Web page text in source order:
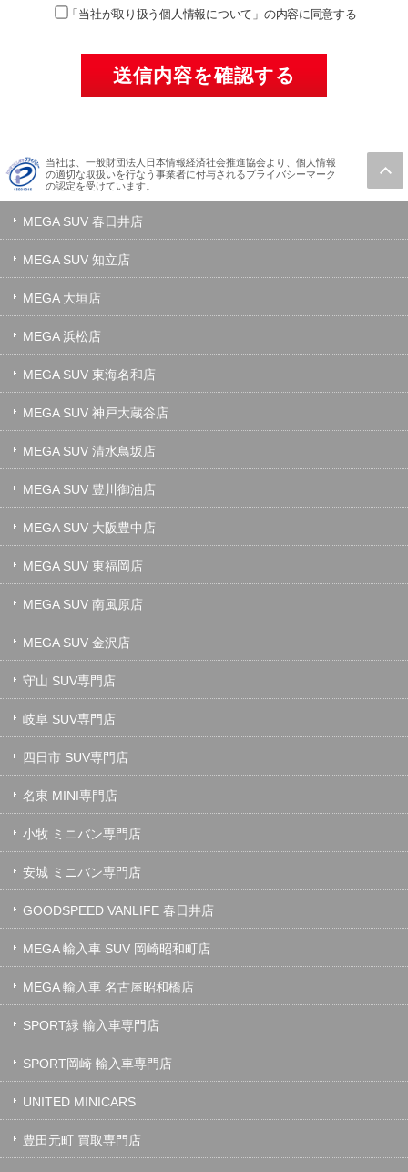
「当社が取り扱う個人情報について」の内容に同意する
当社は、一般財団法人日本情報経済社会推進協会より、個人情報
の適切な取扱いを行なう事業者に付与されるプライバシーマーク
の認定を受けています。
MEGA SUV 春日井店
MEGA SUV 知立店
MEGA 大垣店
MEGA 浜松店
MEGA SUV 東海名和店
MEGA SUV 神戸大蔵谷店
MEGA SUV 清水鳥坂店
MEGA SUV 豊川御油店
MEGA SUV 大阪豊中店
MEGA SUV 東福岡店
MEGA SUV 南風原店
MEGA SUV 金沢店
守山 SUV専門店
岐阜 SUV専門店
四日市 SUV専門店
名東 MINI専門店
小牧 ミニバン専門店
安城 ミニバン専門店
GOODSPEED VANLIFE 春日井店
MEGA 輸入車 SUV 岡崎昭和町店
MEGA 輸入車 名古屋昭和橋店
SPORT緑 輸入車専門店
SPORT岡崎 輸入車専門店
UNITED MINICARS
豊田元町 買取専門店